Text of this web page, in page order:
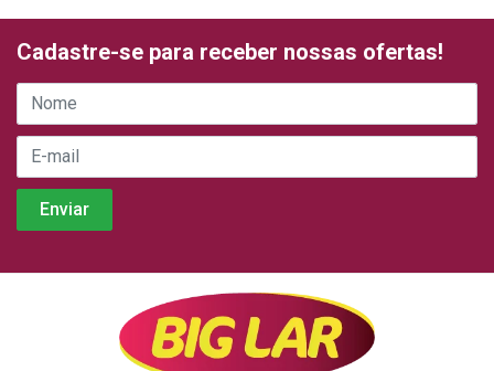
Cadastre-se para receber nossas ofertas!